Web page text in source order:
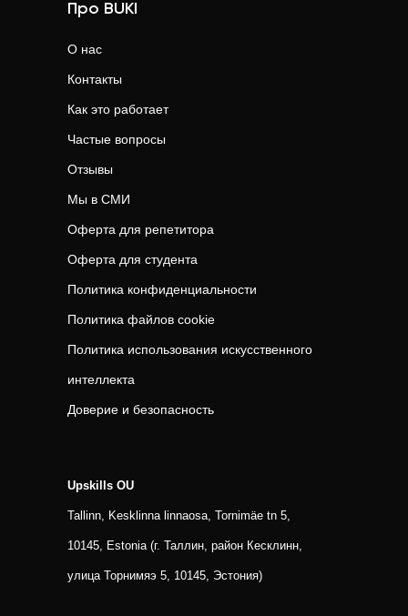
Про BUKI
О нас
Контакты
Как это работает
Частые вопросы
Отзывы
Мы в СМИ
Оферта для репетитора
Оферта для студента
Политика конфиденциальности
Политика файлов cookie
Политика использования искусственного
интеллекта
Доверие и безопасность
Upskills OU
Tallinn, Kesklinna linnaosa, Tornimäe tn 5,
10145, Estonia (г. Таллин, район Кесклинн,
улица Торнимяэ 5, 10145, Эстония)